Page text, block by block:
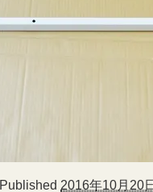
Published 2016年10月20日